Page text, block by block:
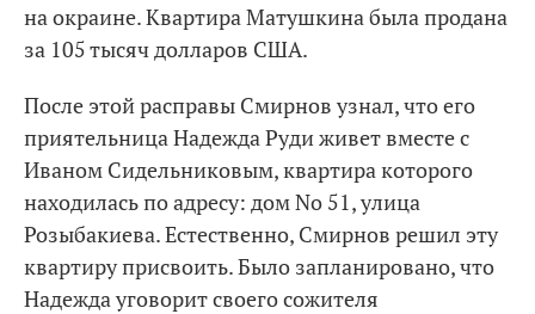
на окраине. Квартира Матушкина была продана
за 105 тысяч долларов США.
После этой расправы Смирнов узнал, что его
приятельница Надежда Руди живет вместе с
Иваном Сидельниковым, квартира которого
находилась по адресу: дом No 51, улица
Розыбакиева. Естественно, Смирнов решил эту
квартиру присвоить. Было запланировано, что
Надежда уговорит своего сожителя